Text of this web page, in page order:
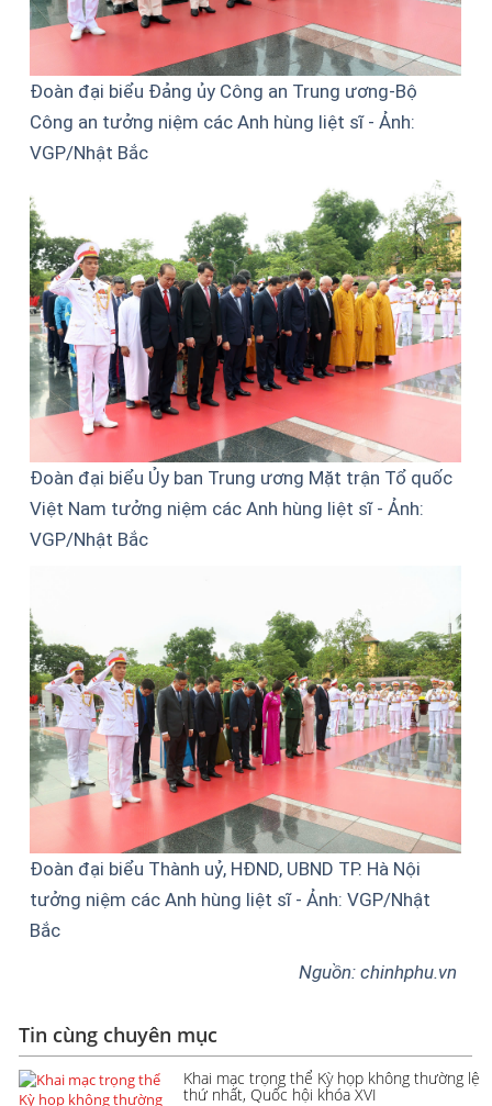
Đoàn đại biểu Đảng ủy Công an Trung ương-Bộ
Công an tưởng niệm các Anh hùng liệt sĩ - Ảnh:
VGP/Nhật Bắc
Đoàn đại biểu Ủy ban Trung ương Mặt trận Tổ quốc
Việt Nam tưởng niệm các Anh hùng liệt sĩ - Ảnh:
VGP/Nhật Bắc
Đoàn đại biểu Thành uỷ, HĐND, UBND TP. Hà Nội
tưởng niệm các Anh hùng liệt sĩ - Ảnh: VGP/Nhật
Bắc
Nguồn: chinhphu.vn
Tin cùng chuyên mục
Khai mạc trọng thể Kỳ họp không thường lệ
thứ nhất, Quốc hội khóa XVI